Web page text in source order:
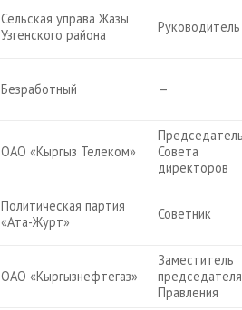
Сельская управа Жазы
Узгенского района
Руководитель
Безработный —
ОАО «Кыргыз Телеком»
Совета
директоров
Политическая партия
«Ата-Журт»
Советник
ОАО «Кыргызнефтегаз»
Заместитель
председателя
Правления